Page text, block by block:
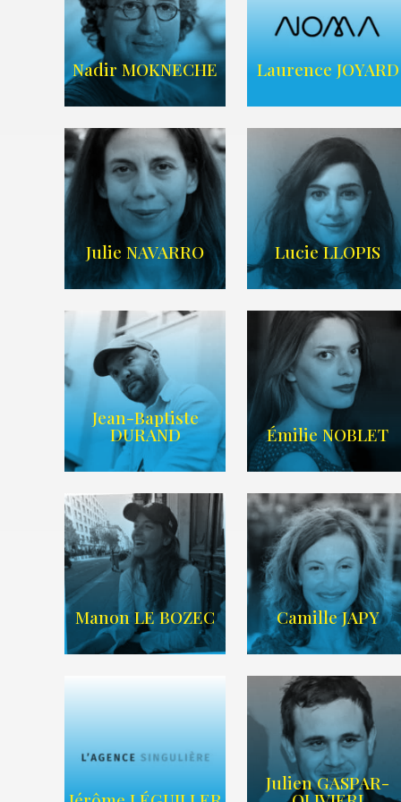
ARDA
Nadir MOKNECHE
Imdb, Wikipedia
Laurence JOYARD
AGENCE NOMA
TALENTS
Julie NAVARRO
IMDB
Lucie LLOPIS
LIEN IMDB
Jean-Baptiste
DURAND
SITE WEB
Émilie NOBLET
WIKIPEDIA /
AGENCE TIME
ART
Manon LE BOZEC Camille JAPY
Wikipedia
Julien GASPAR-